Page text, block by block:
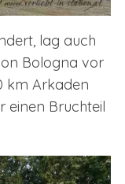
lag auch
Bologna vor
km Arkaden
einen Bruchteil